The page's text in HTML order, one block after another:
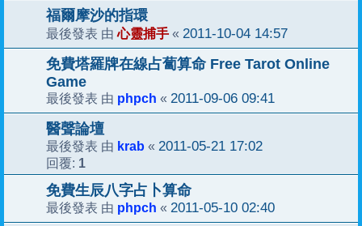
福爾摩沙的指環
最後發表 由心靈捕手 « 2011-10-04 14:57
免費塔羅牌在線占蔔算命 Free Tarot Online
Game
最後發表 由 phpch « 2011-09-06 09:41
醫聲論壇
最後發表 由 krab « 2011-05-21 17:02
回覆: 1
免費生辰八字占卜算命
最後發表 由 phpch « 2011-05-10 02:40